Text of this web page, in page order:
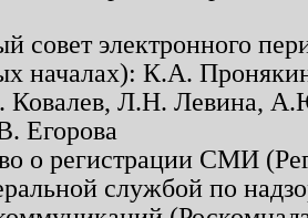
совет электронного
началах): К.А.
Л.Н. Левина,
Егорова
о регистрации СМИ
службой по